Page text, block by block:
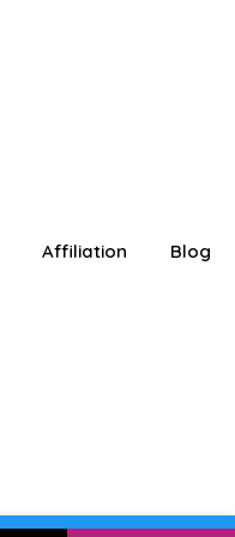
Affiliation Blog